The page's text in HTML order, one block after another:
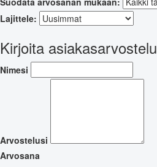
Lajittele:
Kirjoita asiakasarvostelu
Nimesi
Arvostelusi
Arvosana